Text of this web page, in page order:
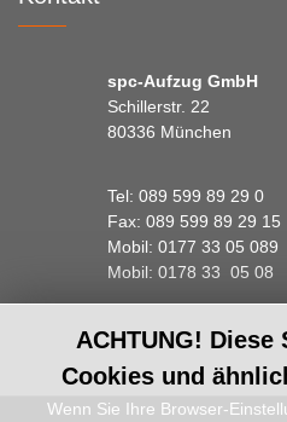
spc-Aufzug GmbH
Schillerstr. 22
80336 München
Tel: 089 599 89 29 0
Fax: 089 599 89 29 15
Mobil: 0177 33 05 089
Mobil: 0178 33 05 08
ACHTUNG!
Cookies und
Wenn Sie Ihre Browser-